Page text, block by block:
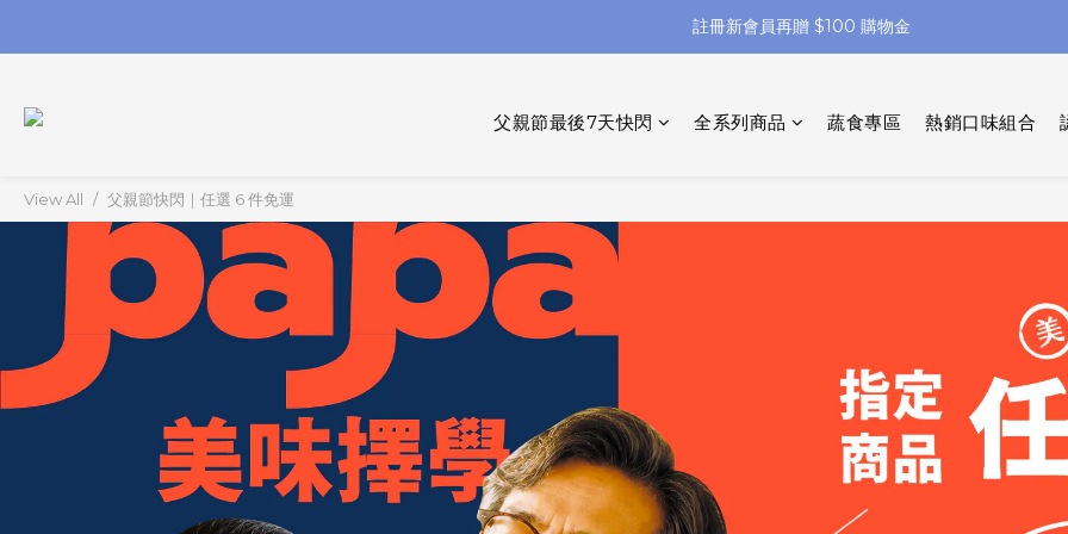
父親節快閃 7 天【 任選 6 件免運 🍜 】【 指定滿 8 件 再 8%off】
父親節快閃 7 天【 任選 6 件免運 🍜 】【 指定滿 8 件 再 8%off】
父親節最後7天快閃 全系列商品 蔬食專區 熱銷口味組合
View All 父親節快閃｜任選 6 件免運